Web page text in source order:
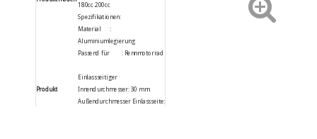
180cc 200cc
Produkt
Spezifikationen:
Material :
Aluminiumlegierung
Passend für : Rennmotorrad
Einlassseitiger
Innendurchmesser: 30 mm
Außendurchmesser Einlassseite: